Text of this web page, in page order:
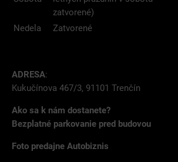
zatvorené)
Nedela
Zatvorené
ADRESA:
Kukučínova 467/3, 91101 Trenčín
Ako sa k nám dostanete?
Bezplatné parkovanie pred budovou
Foto predajne Autobiznis